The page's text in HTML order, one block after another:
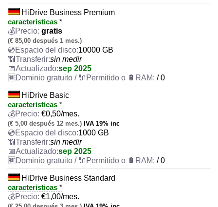
HiDrive Business Premium
caracteristicas *
gratis
(€ 85,00 después 1 mes.)
10000 GB
sin medir
sep 2025
/ 0
HiDrive Basic
caracteristicas *
€0,50/mes.
(€ 5,00 después 12 mes.) IVA 19% inc
1000 GB
sin medir
sep 2025
/ 0
HiDrive Business Standard
caracteristicas *
€1,00/mes.